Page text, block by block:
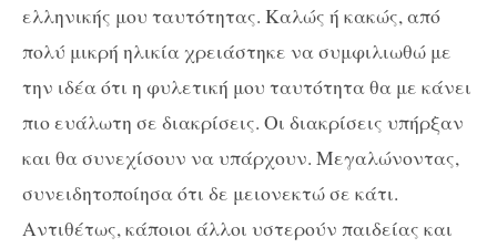
ελληνικής μου ταυτότητας. Καλώς ή κακώς, από
πολύ μικρή ηλικία χρειάστηκε να συμφιλιωθώ με
την ιδέα ότι η φυλετική μου ταυτότητα θα με κάνει
πιο ευάλωτη σε διακρίσεις. Οι διακρίσεις υπήρξαν
και θα συνεχίσουν να υπάρχουν. Μεγαλώνοντας,
συνειδητοποίησα ότι δε μειονεκτώ σε κάτι.
Αντιθέτως, κάποιοι άλλοι υστερούν παιδείας και